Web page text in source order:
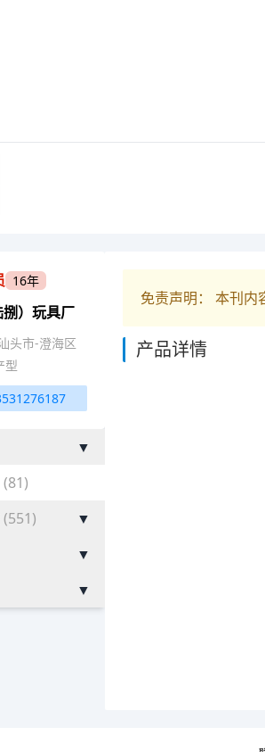
16年
）玩具厂
头市-澄海区
型
▼
(81)
(551)
▼
▼
▼
免责声明： 本刊内
产品详情